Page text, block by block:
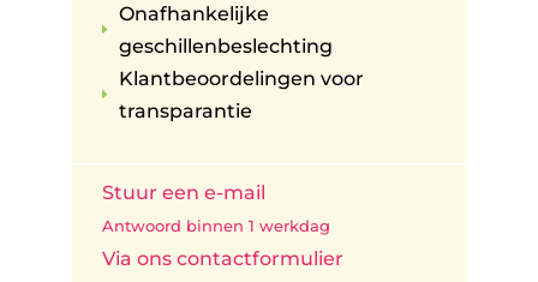
E
Onafhankelijke
geschillenbeslechting
E
Klantbeoordelingen voor
transparantie
Stuur een e-mail
Antwoord binnen 1 werkdag
Via ons contactformulier